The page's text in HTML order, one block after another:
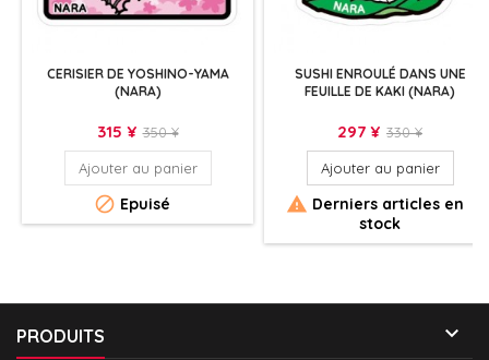
CERISIER DE YOSHINO-YAMA
(NARA)
Prix
315 ¥ Prix
de
base
350 ¥
Ajouter au panier
 Epuisé
SUSHI ENROULÉ DANS UNE
FEUILLE DE KAKI (NARA)
Prix
297 ¥ Prix
de
base
330 ¥
Ajouter au panier
 Derniers articles en
stock
PRODUITS 